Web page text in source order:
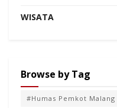
WISATA
Browse by Tag
#Humas Pemkot Malang